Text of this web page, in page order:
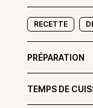
RECETTE
PRÉPARATION
TEMPS DE